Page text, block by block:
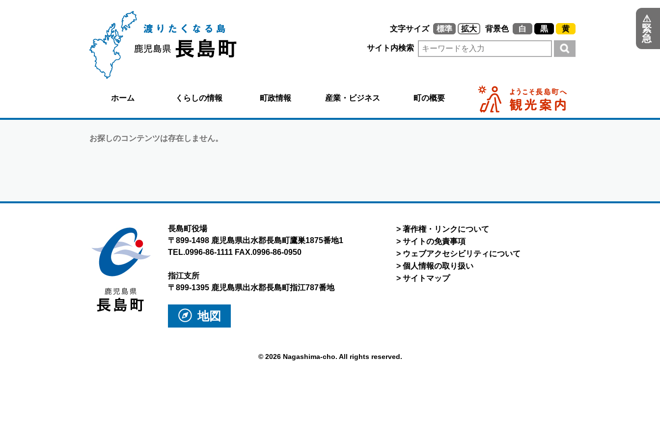
背景色 白 黒 黄
文字サイズ 標準 拡大
サイト内検索
⚠
緊
急
ホーム くらしの情報 町政情報 産業・ビジネス 町の概要
お探しのコンテンツは存在しません。
著作権・リンクについて
サイトの免責事項
ウェブアクセシビリティについて
個人情報の取り扱い
サイトマップ
長島町役場
〒899-1498 鹿児島県出水郡長島町鷹巣1875番地1
TEL.0996-86-1111 FAX.0996-86-0950
指江支所
〒899-1395 鹿児島県出水郡長島町指江787番地
地図
© 2026 Nagashima-cho. All rights reserved.